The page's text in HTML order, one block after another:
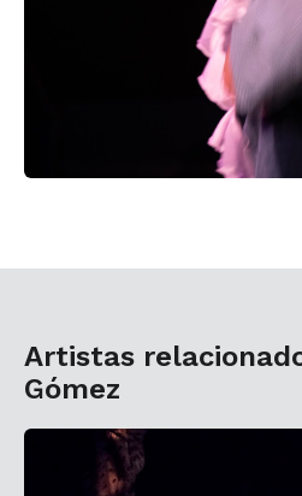
Artistas
Gómez